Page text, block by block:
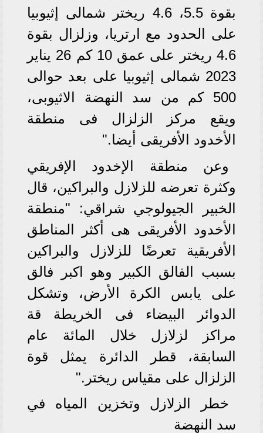
بقوة 5.5، 4.6 ريختر شمالى إثيوبيا
على الحدود مع ارتريا، وزلزال بقوة
4.6 ريختر على عمق 10 كم 26 يناير
2023 شمالى إثيوبيا على بعد حوالى
500 كم من سد النهضة الاثيوبى،
ويقع مركز الزلزال فى منطقة
الأخدود الأفريقى أيضا."
وعن منطقة الإخدود الإفريقي
وكثرة تعرضه للزلازل والبراكين، قال
الخبير الجيولوجي شراقي: "منطقة
الأخدود الأفريقى هى أكثر المناطق
الأفريقية تعرضًا للزلازل والبراكين
بسبب الفالق الكبير وهو اكبر فالق
على يابس الكرة الأرض، وتشكل
الدوائر البيضاء فى الخريطة قة
مراكز لزلازل خلال المائة عام
السابقة، قطر الدائرة يمثل قوة
الزلزال على مقياس ريختر."
خطر الزلازل وتخزين المياه في
سد النهضة